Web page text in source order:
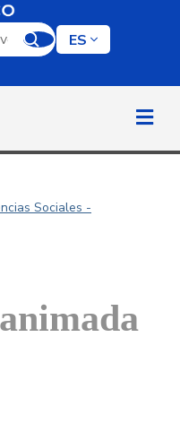
palabra clave
ES
Sociales -